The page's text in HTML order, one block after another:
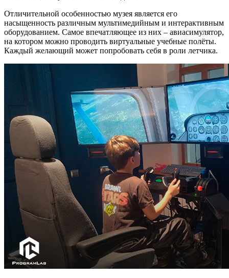
Отличительной особенностью музея является его
насыщенность различным мультимедийным и интерактивным
оборудованием. Самое впечатляющее из них – авиасимулятор,
на котором можно проводить виртуальные учебные полёты.
Каждый желающий может попробовать себя в роли летчика.